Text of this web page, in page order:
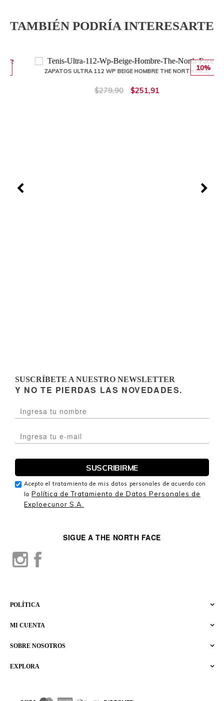
TAMBIÉN PODRÍA INTERESARTE
10%
ZAPATOS ULTRA 112 WP BEIGE HOMBRE THE NORTH FACE
$279,90 $251,91
EXPLORA
SOBRE NOSOTROS
MI CUENTA
POLÍTICA
SIGUE A THE NORTH FACE
SUSCRÍBETE A NUESTRO NEWSLETTER
Y NO TE PIERDAS LAS NOVEDADES.
Acepto el tratamiento de mis datos personales de acuerdo con
la Política de Tratamiento de Datos Personales de
Exploecunor S.A.